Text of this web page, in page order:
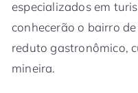
especializados em
conhecerão o bairro
reduto gastronômico,
mineira.